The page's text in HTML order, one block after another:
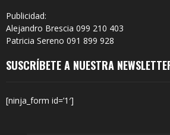
Publicidad:
Alejandro Brescia 099 210 403
Patricia Sereno 091 899 928
SUSCRÍBETE A NUESTRA
[ninja_form id=’1′]